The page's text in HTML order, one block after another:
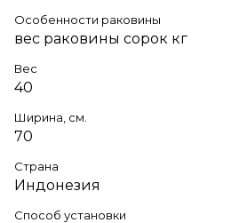
Особенности раковины
вес раковины сорок кг
Вес
40
Ширина, см.
70
Страна
Индонезия
Способ установки